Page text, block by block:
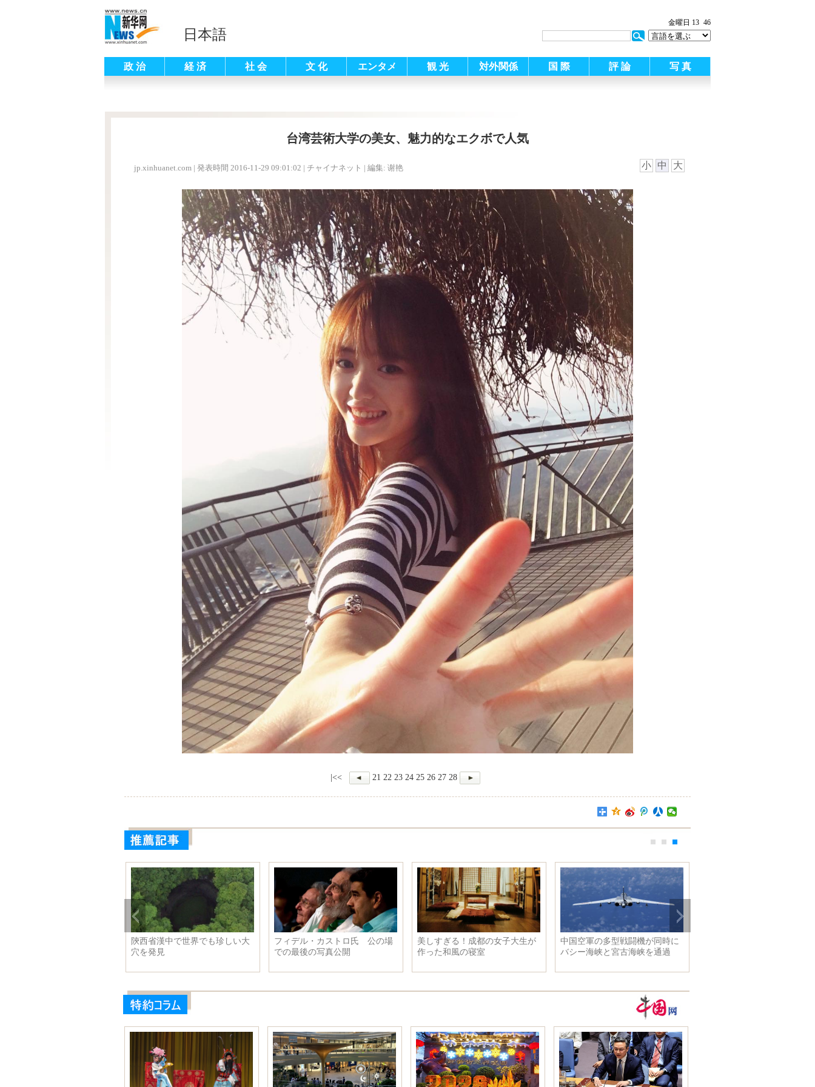
日本語
金曜日 13 46
政 治 経 済 社 会 文 化 エンタメ 観 光 対外関係 国 際 評 論 写 真
台湾芸術大学の美女、魅力的なエクボで人気
jp.xinhuanet.com | 発表時間 2016-11-29 09:01:02 | チャイナネット | 編集: 谢艳 小 中 大
|<< 21 22 23 24 25 26 27 28
陝西省漢中で世界でも珍しい大
穴を発見
フィデル・カストロ氏 公の場
での最後の写真公開
美しすぎる！成都の女子大生が
作った和風の寝室
中国空軍の多型戦闘機が同時に
バシー海峡と宮古海峡を通過